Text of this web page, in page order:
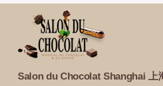
Salon du Chocolat Shanghai 上